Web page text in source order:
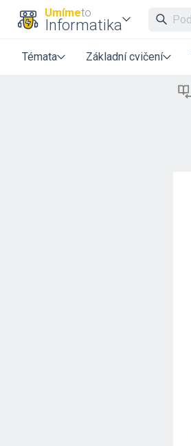
Umímeto
Informatika
Témata Základní cvičení